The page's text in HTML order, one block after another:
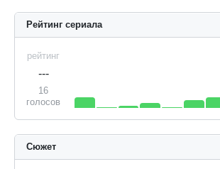
Рейтинг сериала
рейтинг
---
16
голосов
Сюжет